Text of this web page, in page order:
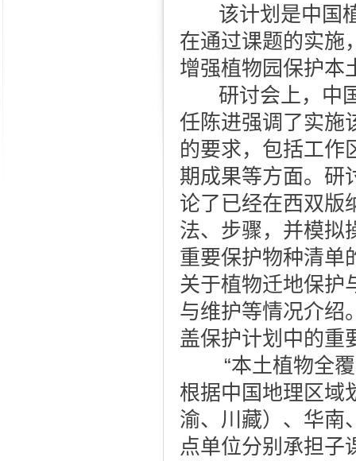
该计划是中国植
在通过课题的实施
增强植物园保护本
研讨会上，中国
任陈进强调了实施
的要求，包括工作
期成果等方面。研
论了已经在西双版
法、步骤，并模拟
重要保护物种清单
关于植物迁地保护
与维护等情况介绍
盖保护计划中的重
“本土植物全覆
根据中国地理区域
渝、川藏）、华南
点单位分别承担子